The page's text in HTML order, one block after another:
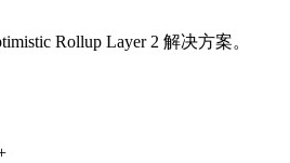
Rollup Layer 2 解决方案。